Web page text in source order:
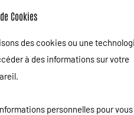
Cookies
des cookies ou une
à des informations sur votre
personnelles pour vous